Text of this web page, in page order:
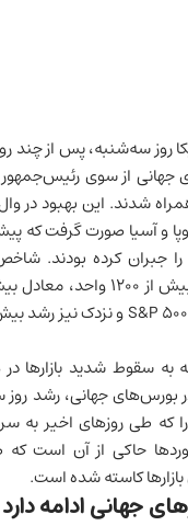
روز سه‌شنبه، پس از چند
جهانی از سوی رئیس‌جمهور
شدند. این بهبود در
و آسیا صورت گرفت که
جبران کرده بودند.
به سقوط شدید بازارها
بورس‌های جهانی، رشد روز
که طی روزهای اخیر به
حاکی از آن است که
بازارها کاسته شده است.
جهانی ادامه دارد